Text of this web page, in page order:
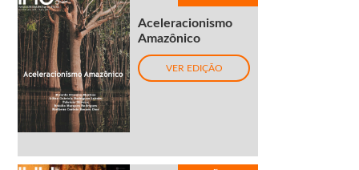
Aceleracionismo
Amazônico
VER EDIÇÃO